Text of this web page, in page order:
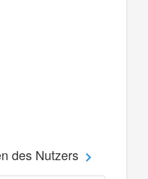
des Nutzers